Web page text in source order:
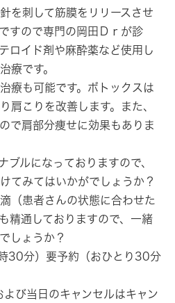
を刺して筋膜をリリースさせ
すので専門の岡田Ｄｒが診
ロイド剤や麻酔薬など使用し
療です。
療も可能です。ボトックスは
肩こりを改善します。また、
で肩部分痩せに効果もありま
ブルになっておりますので、
てみてはいかがでしょうか？
（患者さんの状態に合わせた
精通しておりますので、一緒
しょうか？
30分）要予約（おひとり30分
び当日のキャンセルはキャン